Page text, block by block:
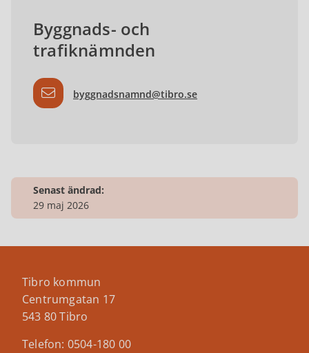
Byggnads- och
trafiknämnden
byggnadsnamnd@tibro.se
Senast ändrad:
29 maj 2026
Tibro kommun
Centrumgatan 17
543 80 Tibro
Telefon: 0504-180 00